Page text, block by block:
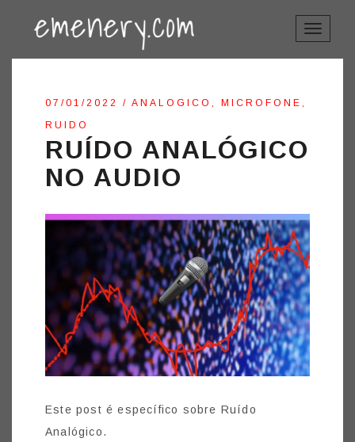
TOGGLE
07/01/2022 / ANALOGICO , MICROFONE ,
RUIDO
RUÍDO ANALÓGICO
NO AUDIO
Este post é específico sobre Ruído
Analógico.